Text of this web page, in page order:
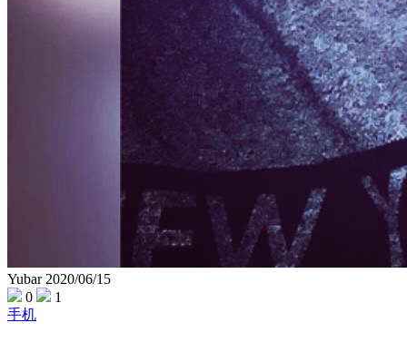
Yubar 2020/06/15
0
1
手机